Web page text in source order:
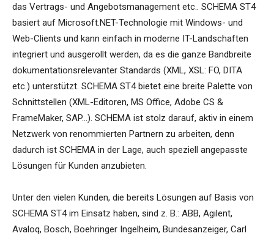
das Vertrags- und Angebotsmanagement etc.. SCHEMA ST4
basiert auf Microsoft.NET-Technologie mit Windows- und
Web-Clients und kann einfach in moderne IT-Landschaften
integriert und ausgerollt werden, da es die ganze Bandbreite
dokumentationsrelevanter Standards (XML, XSL: FO, DITA
etc.) unterstützt. SCHEMA ST4 bietet eine breite Palette von
Schnittstellen (XML-Editoren, MS Office, Adobe CS &
FrameMaker, SAP…). SCHEMA ist stolz darauf, aktiv in einem
Netzwerk von renommierten Partnern zu arbeiten, denn
dadurch ist SCHEMA in der Lage, auch speziell angepasste
Lösungen für Kunden anzubieten.
Unter den vielen Kunden, die bereits Lösungen auf Basis von
SCHEMA ST4 im Einsatz haben, sind z. B.: ABB, Agilent,
Avaloq, Bosch, Boehringer Ingelheim, Bundesanzeiger, Carl